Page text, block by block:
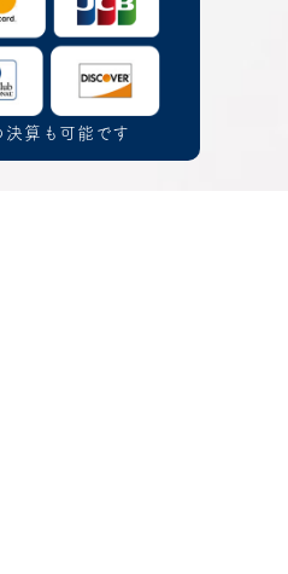
決算も可能です